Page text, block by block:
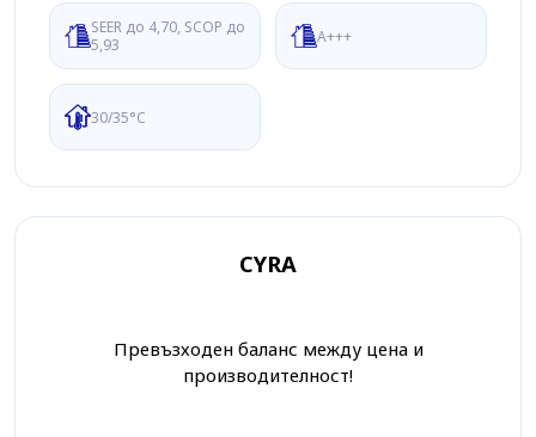
SEER до 4,70, SCOP до
5,93
A+++
30/35°C
CYRA
Превъзходен баланс между цена и
производителност!